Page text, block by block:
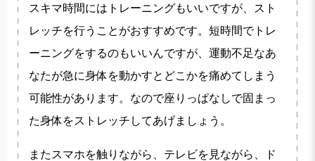
スキマ時間にはトレーニングもいいですが、スト
レッチを行うことがおすすめです。短時間でトレ
ーニングをするのもいいんですが、運動不足なあ
なたが急に身体を動かすとどこかを痛めてしまう
可能性があります。なので座りっぱなしで固まっ
た身体をストレッチしてあげましょう。
またスマホを触りながら、テレビを見ながら、ド